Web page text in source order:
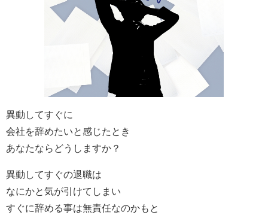
異動してすぐに
会社を辞めたいと感じたとき
あなたならどうしますか？
異動してすぐの退職は
なにかと気が引けてしまい
すぐに辞める事は無責任なのかもと